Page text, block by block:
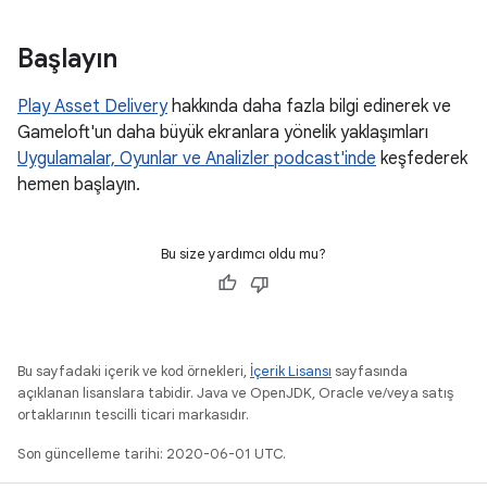
Başlayın
Play Asset Deliveryhakkında daha fazla bilgi edinerek ve
Gameloft'un daha büyük ekranlara yönelik yaklaşımları
Uygulamalar, Oyunlar ve Analizler podcast'inde keşfederek
hemen başlayın.
Bu size yardımcı oldu mu?
Bu sayfadaki içerik ve kod örnekleri, İçerik Lisansı sayfasında
açıklanan lisanslara tabidir. Java ve OpenJDK, Oracle ve/veya satış
ortaklarının tescilli ticari markasıdır.
Son güncelleme tarihi: 2020-06-01 UTC.